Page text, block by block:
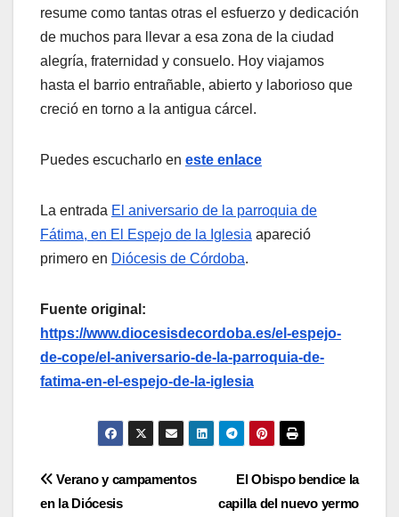
resume como tantas otras el esfuerzo y dedicación
de muchos para llevar a esa zona de la ciudad
alegría, fraternidad y consuelo. Hoy viajamos
hasta el barrio entrañable, abierto y laborioso que
creció en torno a la antigua cárcel.
Puedes escucharlo en este enlace
La entrada El aniversario de la parroquia de
Fátima, en El Espejo de la Iglesia apareció
primero en Diócesis de Córdoba.
Fuente original:
https://www.diocesisdecordoba.es/el-espejo-
de-cope/el-aniversario-de-la-parroquia-de-
fatima-en-el-espejo-de-la-iglesia
Navegación
El Obispo bendice la
capilla del nuevo yermo
Verano y campamentos
en la Diócesis